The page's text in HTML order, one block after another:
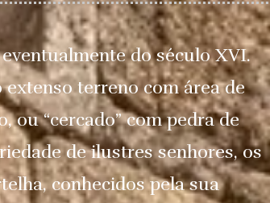
do século XVI.
terreno com área de
ou “cercado” com pedra de
de ilustres senhores, os
conhecidos pela sua